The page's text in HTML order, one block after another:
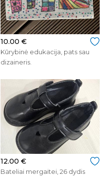
10.00 €
Kūrybinė edukacija, pats sau
dizaineris.
12.00 €
Bateliai mergaitei, 26 dydis